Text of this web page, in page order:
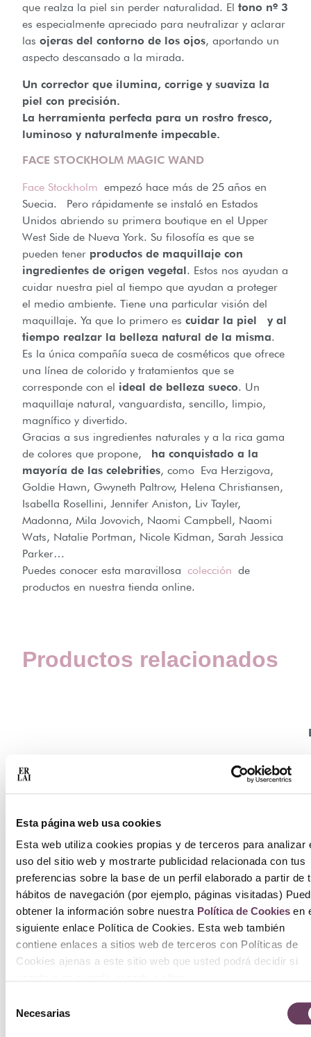
Esta página web usa cookies
Esta web utiliza cookies propias y de terceros para analizar
uso del sitio web y mostrarte publicidad relacionada con tus
preferencias sobre la base de un perfil elaborado a partir de
hábitos de navegación (por ejemplo, páginas visitadas)
obtener la información sobre nuestra Política de Cookiesen
siguiente enlace Política de Cookies. Esta web también
contiene enlaces a sitios web de terceros con Políticas de
Cookies ajenas a este sitio web que usted podrá decidir si
Necesarias
que realza la piel sin perder naturalidad. El tono nº 3
es especialmente apreciado para neutralizar y aclarar
las ojeras del contorno de los ojos, aportando un
aspecto descansado a la mirada.
Un corrector que ilumina, corrige y suaviza la
piel con precisión.
La herramienta perfecta para un rostro fresco,
luminoso y naturalmente impecable.
FACE STOCKHOLM MAGIC WAND
Face Stockholm empezó hace más de 25 años en
Suecia. Pero rápidamente se instaló en Estados
Unidos abriendo su primera boutique en el Upper
West Side de Nueva York. Su filosofía es que se
pueden tener productos de maquillaje con
ingredientes de origen vegetal. Estos nos ayudan a
cuidar nuestra piel al tiempo que ayudan a proteger
el medio ambiente. Tiene una particular visión del
maquillaje. Ya que lo primero es cuidar la piel y al
tiempo realzar la belleza natural de la misma.
Es la única compañía sueca de cosméticos que ofrece
una línea de colorido y tratamientos que se
corresponde con el ideal de belleza sueco. Un
maquillaje natural, vanguardista, sencillo, limpio,
magnífico y divertido.
Gracias a sus ingredientes naturales y a la rica gama
de colores que propone, ha conquistado a la
mayoría de las celebrities, como Eva Herzigova,
Goldie Hawn, Gwyneth Paltrow, Helena Christiansen,
Isabella Rosellini, Jennifer Aniston, Liv Tayler,
Madonna, Mila Jovovich, Naomi Campbell, Naomi
Wats, Natalie Portman, Nicole Kidman, Sarah Jessica
Parker…
Puedes conocer esta maravillosa colección de
productos en nuestra tienda online.
Productos relacionados